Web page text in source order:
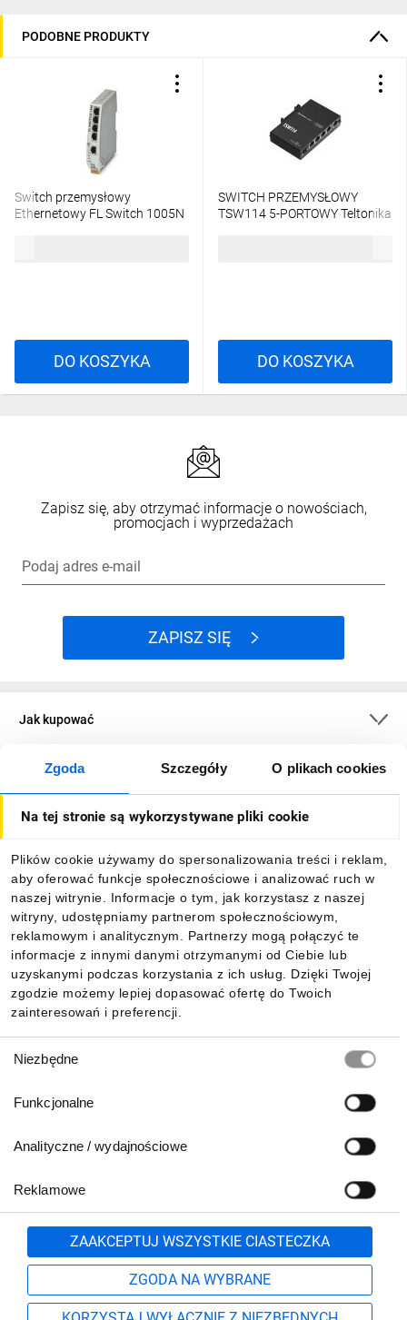
Zgoda Szczegóły O plikach cookies
Na tej stronie są wykorzystywane pliki cookie
Plików cookie używamy do spersonalizowania treści i reklam,
aby oferować funkcje społecznościowe i analizować ruch w
naszej witrynie. Informacje o tym, jak korzystasz z naszej
witryny, udostępniamy partnerom społecznościowym,
reklamowym i analitycznym. Partnerzy mogą połączyć te
informacje z innymi danymi otrzymanymi od Ciebie lub
uzyskanymi podczas korzystania z ich usług. Dzięki Twojej
zgodzie możemy lepiej dopasować ofertę do Twoich
zainteresowań i preferencji.
zgody
Niezbędne
Funkcjonalne
Analityczne / wydajnościowe
Reklamowe
ZAAKCEPTUJ WSZYSTKIE CIASTECZKA
ZGODA NA WYBRANE
PODOBNE PRODUKTY
Switch przemysłowy
Ethernetowy FL Switch 1005N
DO KOSZYKA
SWITCH PRZEMYSŁOWY
TSW114 5-PORTOWY Teltonika
DO KOSZYKA
Zapisz się, aby otrzymać informacje o nowościach,
promocjach i wyprzedażach
Podaj adres e-mail
ZAPISZ SIĘ
Jak kupować
O firmie
Informacje
Pobierz naszą aplikację mobilną:
801 500 700 lub
71 37 61 600
Formularz kontaktowy